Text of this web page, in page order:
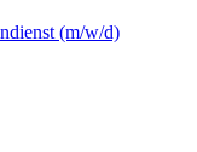
(m/w/d)